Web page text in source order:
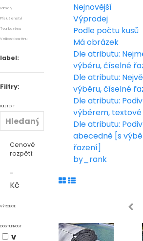
Lamely
Příslušenství
Tvar bazénu
Velikost bazénu
label:
Filtry:
FULLTEXT
Cenové
rozpětí:
-
Kč
VÝROBCE
DOSTUPNOST
v
Nejnovější
Výprodej
Podle počtu kusů
Má obrázek
Dle atributu:
výběru, číselné
Dle atributu:
výběru, číselné
Dle atributu:
výběrem,
Dle atributu:
abecedně [s
řazení]
by_rank